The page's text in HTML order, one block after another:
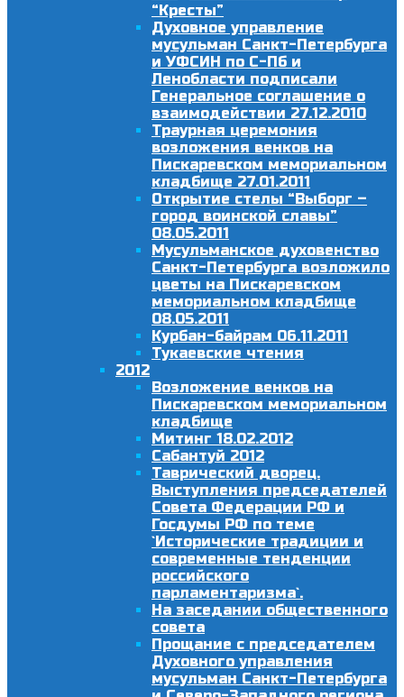
“Кресты”
Духовное управление
мусульман Санкт-Петербурга
и УФСИН по С-Пб и
Ленобласти подписали
Генеральное соглашение о
взаимодействии 27.12.2010
Траурная церемония
возложения венков на
Пискаревском мемориальном
кладбище 27.01.2011
Открытие стелы “Выборг –
город воинской славы”
08.05.2011
Мусульманское духовенство
Санкт-Петербурга возложило
цветы на Пискаревском
мемориальном кладбище
08.05.2011
Курбан-байрам 06.11.2011
Тукаевские чтения
2012
Возложение венков на
Пискаревском мемориальном
кладбище
Митинг 18.02.2012
Сабантуй 2012
Таврический дворец.
Выступления председателей
Совета Федерации РФ и
Госдумы РФ по теме
`Исторические традиции и
современные тенденции
российского
парламентаризма`.
На заседании общественного
совета
Прощание с председателем
Духовного управления
мусульман Санкт-Петербурга